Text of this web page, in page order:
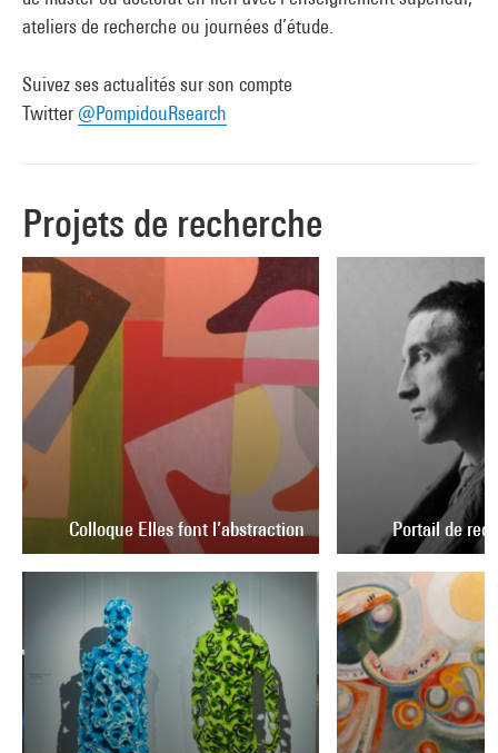
ateliers de recherche ou journées d’étude.
Suivez ses actualités sur son compte
Twitter @PompidouRsearch
Projets de recherche
Colloque Elles font l’abstraction Portail de